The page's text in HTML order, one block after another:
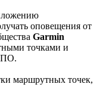
оповещения от
Garmin
точками и
ПО.
маршрутных точек,